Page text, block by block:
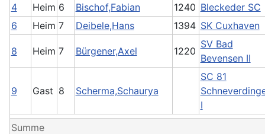
4
Heim 6 Bischof,Fabian 1240 Bleckeder SC
6
Heim 7 Deibele,Hans 1394 SK Cuxhaven
8 Heim 7 Bürgener,Axel 1220
SV Bad
Bevensen II
9 Gast 8 Scherma,Schaurya
SC 81
I
Summe